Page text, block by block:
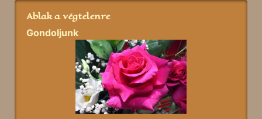
Ablak a végtelenre
Gondoljunk